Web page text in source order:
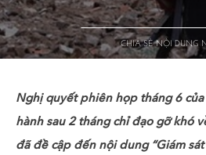
CHIA SẺ NỘI DUNG
Nghị quyết phiên họp tháng 6
hành sau 2 tháng chỉ đạo gỡ khó
đã đề cập đến nội dung “Giám